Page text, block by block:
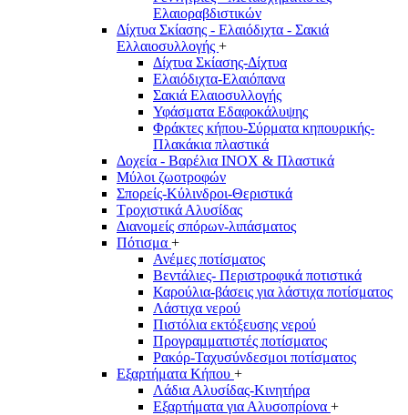
Ελαιοραβδιστικών
Δίχτυα Σκίασης - Ελαιόδιχτα - Σακιά
Ελλαιοσυλλογής +
Δίχτυα Σκίασης-Δίχτυα
Ελαιόδιχτα-Ελαιόπανα
Σακιά Ελαιοσυλλογής
Υφάσματα Εδαφοκάλυψης
Φράκτες κήπου-Σύρματα κηπουρικής-
Πλακάκια πλαστικά
Δοχεία - Βαρέλια INOX & Πλαστικά
Μύλοι ζωοτροφών
Σπορείς-Κύλινδροι-Θεριστικά
Τροχιστικά Αλυσίδας
Διανομείς σπόρων-λιπάσματος
Πότισμα +
Ανέμες ποτίσματος
Βεντάλιες- Περιστροφικά ποτιστικά
Καρούλια-βάσεις για λάστιχα ποτίσματος
Λάστιχα νερού
Πιστόλια εκτόξευσης νερού
Προγραμματιστές ποτίσματος
Ρακόρ-Ταχυσύνδεσμοι ποτίσματος
Εξαρτήματα Κήπου +
Λάδια Αλυσίδας-Κινητήρα
Εξαρτήματα για Αλυσοπρίονα +